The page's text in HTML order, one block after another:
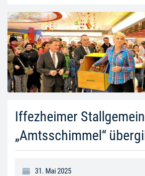
Iffezheimer
„Amtsschimmel“
31. Mai 2025